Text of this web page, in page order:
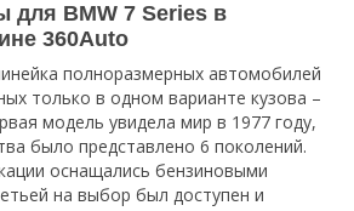
для BMW 7 Series в
360Auto
полноразмерных автомобилей
только в одном варианте кузова –
модель увидела мир в 1977 году,
было представлено 6 поколений.
оснащались бензиновыми
на выбор был доступен и